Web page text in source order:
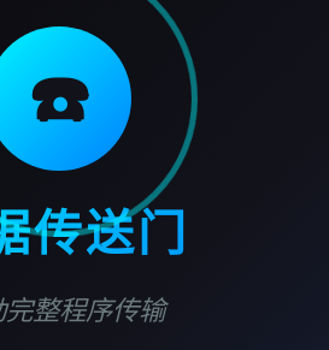
☎️
传送门
完整程序传输